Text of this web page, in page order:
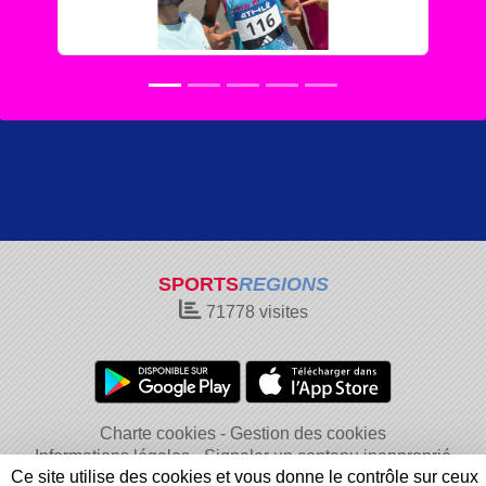
SPORTSREGIONS
71778visites
Charte cookies
Gestion des cookies
Informations légales
Signaler un contenu inapproprié
Ce site utilise des cookies et vous donne le contrôle sur ceux